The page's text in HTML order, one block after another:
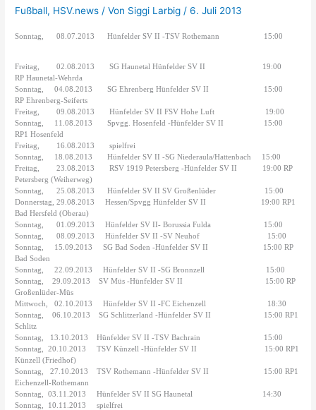
Fußball, HSV.news / Von Siggi Larbig/6. Juli 2013
Sonntag, 08.07.2013 Hünfelder SV II -TSV Rothemann 15:00
Freitag, 02.08.2013 SG Haunetal Hünfelder SV II
19:00
RP Haunetal-Wehrda
Sonntag,
04.08.2013 SG Ehrenberg Hünfelder SV II
15:00
RP Ehrenberg-Seiferts
Freitag,
09.08.2013 Hünfelder SV II FSV Hohe Luft
19:00
Sonntag,
11.08.2013 Spvgg. Hosenfeld -Hünfelder SV II
15:00
RP1 Hosenfeld
Freitag,
16.08.2013
spielfrei
Sonntag,
18.08.2013 Hünfelder SV II -SG Niederaula/Hattenbach
15:00
Freitag,
23.08.2013 RSV 1919 Petersberg -Hünfelder SV II
19:00 RP
Petersberg (Weiherweg)
Sonntag,
25.08.2013 Hünfelder SV II SV Großenlüder
15:00
Donnerstag, 29.08.2013
Hessen/Spvgg Hünfelder SV II
19:00 RP1
Bad Hersfeld (Oberau)
Sonntag,
01.09.2013 Hünfelder SV II- Borussia Fulda
15:00
Sonntag,
08.09.2013 Hünfelder SV II -SV Neuhof
15:00
Sonntag,
15.09.2013 SG Bad Soden -Hünfelder SV II
15:00 RP
Bad Soden
Sonntag,
22.09.2013 Hünfelder SV II -SG Bronnzell
15:00
Sonntag,
29.09.2013 SV Müs -Hünfelder SV II
15:00 RP
Großenlüder-Müs
Mittwoch,
02.10.2013 Hünfelder SV II -FC Eichenzell
18:30
Sonntag,
06.10.2013 SG Schlitzerland -Hünfelder SV II
15:00 RP1
Schlitz
Sonntag,
13.10.2013 Hünfelder SV II -TSV Bachrain
15:00
Sonntag,
20.10.2013 TSV Künzell -Hünfelder SV II
15:00 RP1
Künzell (Friedhof)
Sonntag,
27.10.2013 TSV Rothemann -Hünfelder SV II
15:00 RP1
Eichenzell-Rothemann
Sonntag,
03.11.2013 Hünfelder SV II SG Haunetal
14:30
Sonntag,
10.11.2013
spielfrei